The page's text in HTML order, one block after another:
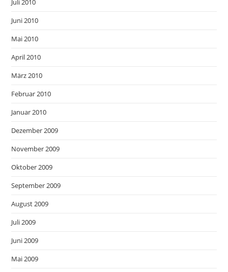
Juli 2010
Juni 2010
Mai 2010
April 2010
März 2010
Februar 2010
Januar 2010
Dezember 2009
November 2009
Oktober 2009
September 2009
August 2009
Juli 2009
Juni 2009
Mai 2009